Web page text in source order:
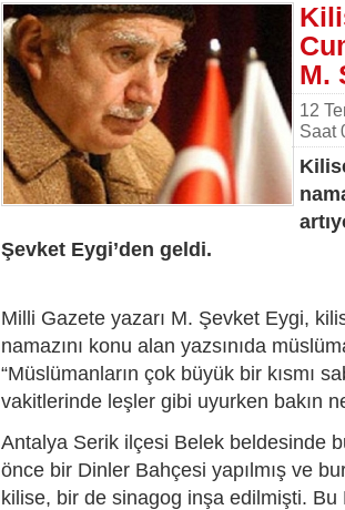
M.
12
Saat
Şevket Eygi’den geldi.
Milli Gazete yazarı M. Şevket Eygi,
namazını konu alan yazsınıda
“Müslümanların çok büyük bir kısmı
vakitlerinde leşler gibi uyurken bakın
Antalya Serik ilçesi Belek beldesinde
önce bir Dinler Bahçesi yapılmış ve
kilise, bir de sinagog inşa edilmişti.